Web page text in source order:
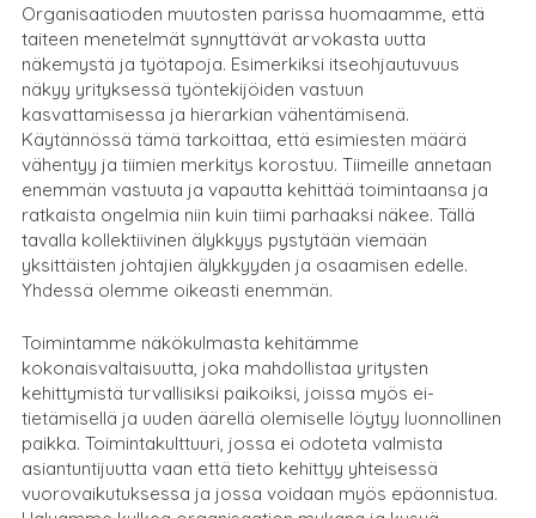
Organisaatioden muutosten parissa huomaamme, että
taiteen menetelmät synnyttävät arvokasta uutta
näkemystä ja työtapoja. Esimerkiksi itseohjautuvuus
näkyy yrityksessä työntekijöiden vastuun
kasvattamisessa ja hierarkian vähentämisenä.
Käytännössä tämä tarkoittaa, että esimiesten määrä
vähentyy ja tiimien merkitys korostuu. Tiimeille annetaan
enemmän vastuuta ja vapautta kehittää toimintaansa ja
ratkaista ongelmia niin kuin tiimi parhaaksi näkee. Tällä
tavalla kollektiivinen älykkyys pystytään viemään
yksittäisten johtajien älykkyyden ja osaamisen edelle.
Yhdessä olemme oikeasti enemmän.
Toimintamme näkökulmasta kehitämme
kokonaisvaltaisuutta, joka mahdollistaa yritysten
kehittymistä turvallisiksi paikoiksi, joissa myös ei-
tietämisellä ja uuden äärellä olemiselle löytyy luonnollinen
paikka. Toimintakulttuuri, jossa ei odoteta valmista
asiantuntijuutta vaan että tieto kehittyy yhteisessä
vuorovaikutuksessa ja jossa voidaan myös epäonnistua.